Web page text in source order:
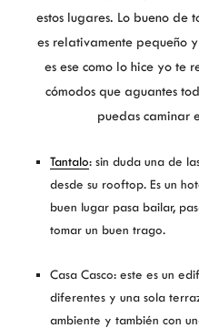
estos lugares. Lo bueno de
es relativamente pequeño
es ese como lo hice yo te
cómodos que aguantes
puedas caminar
Tantalo: sin duda una de
desde su rooftop. Es un
buen lugar pasa bailar,
tomar un buen trago.
Casa Casco: este es un
diferentes y una sola
ambiente y también con